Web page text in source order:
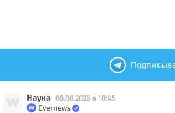
Наука 08.08.2026 в 18:45
Evernews